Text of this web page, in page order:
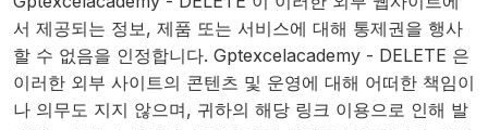
서 제공되는 정보, 제품 또는 서비스에 대해 통제권을 행사
할 수 없음을 인정합니다. Gptexcelacademy - DELETE 은
이러한 외부 사이트의 콘텐츠 및 운영에 대해 어떠한 책임이
나 의무도 지지 않으며, 귀하의 해당 링크 이용으로 인해 발